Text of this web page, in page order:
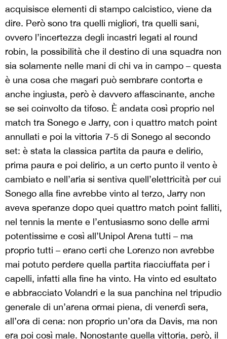
acquisisce elementi di stampo calcistico, viene da
dire. Però sono tra quelli migliori, tra quelli sani,
ovvero l’incertezza degli incastri legati al round
robin, la possibilità che il destino di una squadra non
sia solamente nelle mani di chi va in campo – questa
è una cosa che magari può sembrare contorta e
anche ingiusta, però è davvero affascinante, anche
se sei coinvolto da tifoso. È andata così proprio nel
match tra Sonego e Jarry, con i quattro match point
annullati e poi la vittoria 7-5 di Sonego al secondo
set: è stata la classica partita da paura e delirio,
prima paura e poi delirio, a un certo punto il vento è
cambiato e nell’aria si sentiva quell’elettricità per cui
Sonego alla fine avrebbe vinto al terzo, Jarry non
aveva speranze dopo quei quattro match point falliti,
nel tennis la mente e l’entusiasmo sono delle armi
potentissime e così all’Unipol Arena tutti – ma
proprio tutti – erano certi che Lorenzo non avrebbe
mai potuto perdere quella partita riacciuffata per i
capelli, infatti alla fine ha vinto. Ha vinto ed esultato
e abbracciato Volandri e la sua panchina nel tripudio
generale di un’arena ormai piena, di venerdì sera,
all’ora di cena: non proprio un’ora da Davis, ma non
era poi così male. Nonostante quella vittoria, però, il